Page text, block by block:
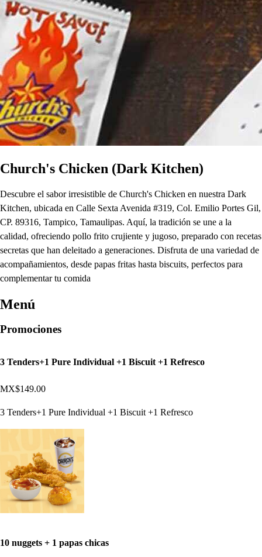
Church's Chicken (Dark Kitchen)
Descubre el sabor irresistible de Church's Chicken en nuestra Dark
Kitchen, ubicada en Calle Sexta Avenida #319, Col. Emilio Portes Gil,
CP. 89316, Tampico, Tamaulipas. Aquí, la tradición se une a la
calidad, ofreciendo pollo frito crujiente y jugoso, preparado con recetas
secretas que han deleitado a generaciones. Disfruta de una variedad de
acompañamientos, desde papas fritas hasta biscuits, perfectos para
complementar tu comida
Menú
Promociones
3 Tenders+1 Pure Individual +1 Biscuit +1 Refresco
MX$149.00
3 Tenders+1 Pure Individual +1 Biscuit +1 Refresco
10 nuggets + 1 papas chicas